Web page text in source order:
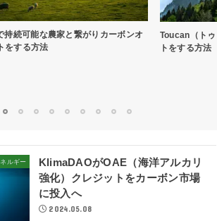
持続可能な農家と繋がりカーボンオ
をする方法
Toucan（ト
トをする方法
ルギー
KlimaDAOがOAE（海洋アルカリ
強化）クレジットをカーボン市場
に投入へ
2024.05.08